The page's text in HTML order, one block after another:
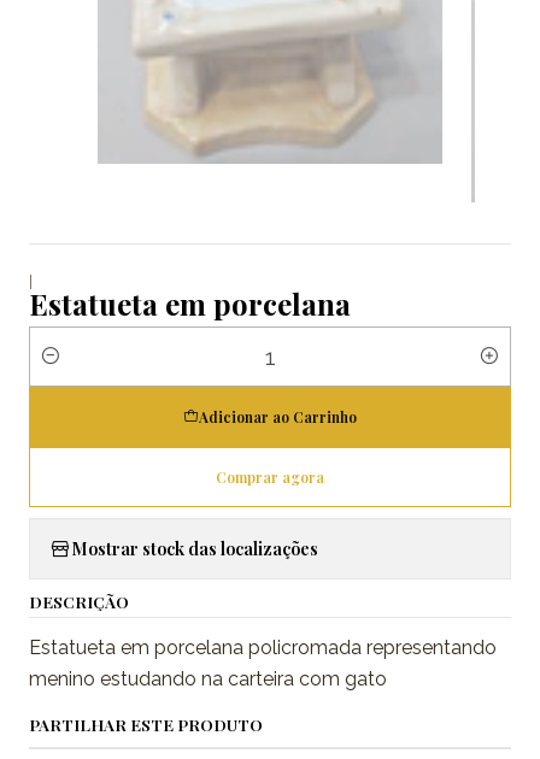
|
Estatueta em porcelana
Quantidade
Adicionar ao Carrinho
Comprar agora
Mostrar stock das localizações
DESCRIÇÃO
Estatueta em porcelana policromada representando
menino estudando na carteira com gato
PARTILHAR ESTE PRODUTO